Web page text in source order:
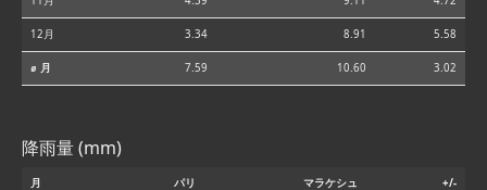
12月 3.34 8.91 5.58
⌀ 月 7.59 10.60 3.02
降雨量 (mm)
月 パリ マラケシュ +/-